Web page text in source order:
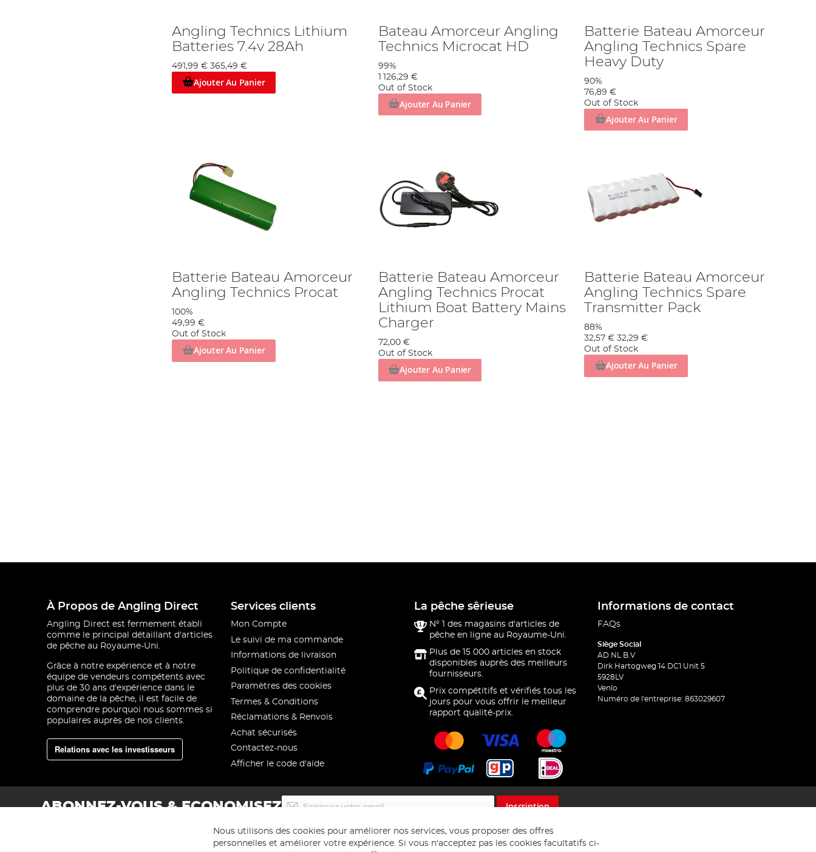
Angling Technics Lithium
Batteries 7.4v 28Ah
491,99 € 365,49 €
Ajouter Au Panier
Bateau Amorceur Angling
Technics Microcat HD
99%
1 126,29 €
Out of Stock
Ajouter Au Panier
Batterie Bateau Amorceur
Angling Technics Spare
Heavy Duty
90%
76,89 €
Out of Stock
Ajouter Au Panier
Batterie Bateau Amorceur
Angling Technics Procat
100%
49,99 €
Out of Stock
Ajouter Au Panier
Batterie Bateau Amorceur
Angling Technics Procat
Lithium Boat Battery Mains
Charger
72,00 €
Out of Stock
Ajouter Au Panier
Batterie Bateau Amorceur
Angling Technics Spare
Transmitter Pack
88%
32,57 € 32,29 €
Out of Stock
Ajouter Au Panier
À Propos de Angling Direct
Angling Direct est fermement établi
comme le principal détaillant d'articles
de pêche au Royaume-Uni.
Grâce à notre expérience et à notre
équipe de vendeurs compétents avec
plus de 30 ans d'expérience dans le
domaine de la pêche, il est facile de
comprendre pourquoi nous sommes si
populaires auprès de nos clients.
Relations avec les investisseurs
Services clients
Mon Compte
Le suivi de ma commande
Informations de livraison
Politique de confidentialité
Paramètres des cookies
Termes & Conditions
Réclamations & Renvois
Achat sécurisés
Contactez-nous
Afficher le code d'aide
La pêche sêrieuse
N° 1 des magasins d'articles de
pêche en ligne au Royaume-Uni.
Plus de 15 000 articles en stock
disponibles auprès des meilleurs
fournisseurs.
Prix compétitifs et vérifiés tous les
jours pour vous offrir le meilleur
rapport qualité-prix.
Informations de contact
FAQs
Siège Social
AD NL B.V
Dirk Hartogweg 14 DC1 Unit 5
5928LV
Venlo
Numéro de l'entreprise: 863029607
ABONNEZ-VOUS & ECONOMISEZ
lettre
d’information
Inscription
Nous utilisons des cookies pour améliorer nos services, vous proposer des offres
personnelles et améliorer votre expérience. Si vous n'acceptez pas les cookies facultatifs ci-